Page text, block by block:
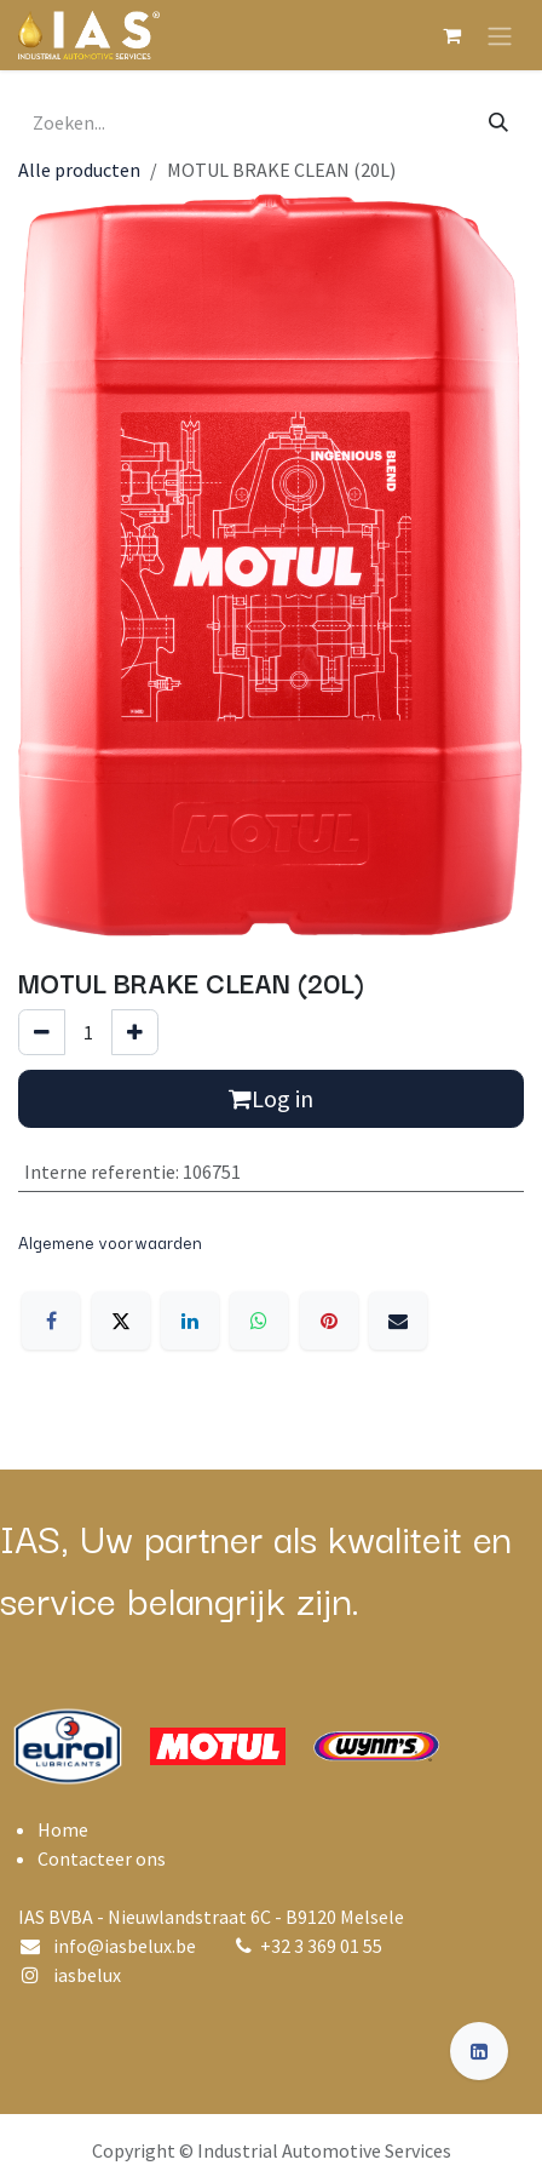
Overslaan naar inhoud
Alle producten MOTUL BRAKE CLEAN (20L)
MOTUL BRAKE CLEAN (20L)
Log in
Interne referentie: 106751
Algemene voorwaarden
IAS, Uw partner als kwaliteit en
service belangrijk zijn.
Home
Contacteer ons
IAS BVBA - Nieuwlandstraat 6C - B9120 Melsele
info@iasbelux.be +32 3 369 01 55
iasbelux
Copyright © Industrial Automotive Services